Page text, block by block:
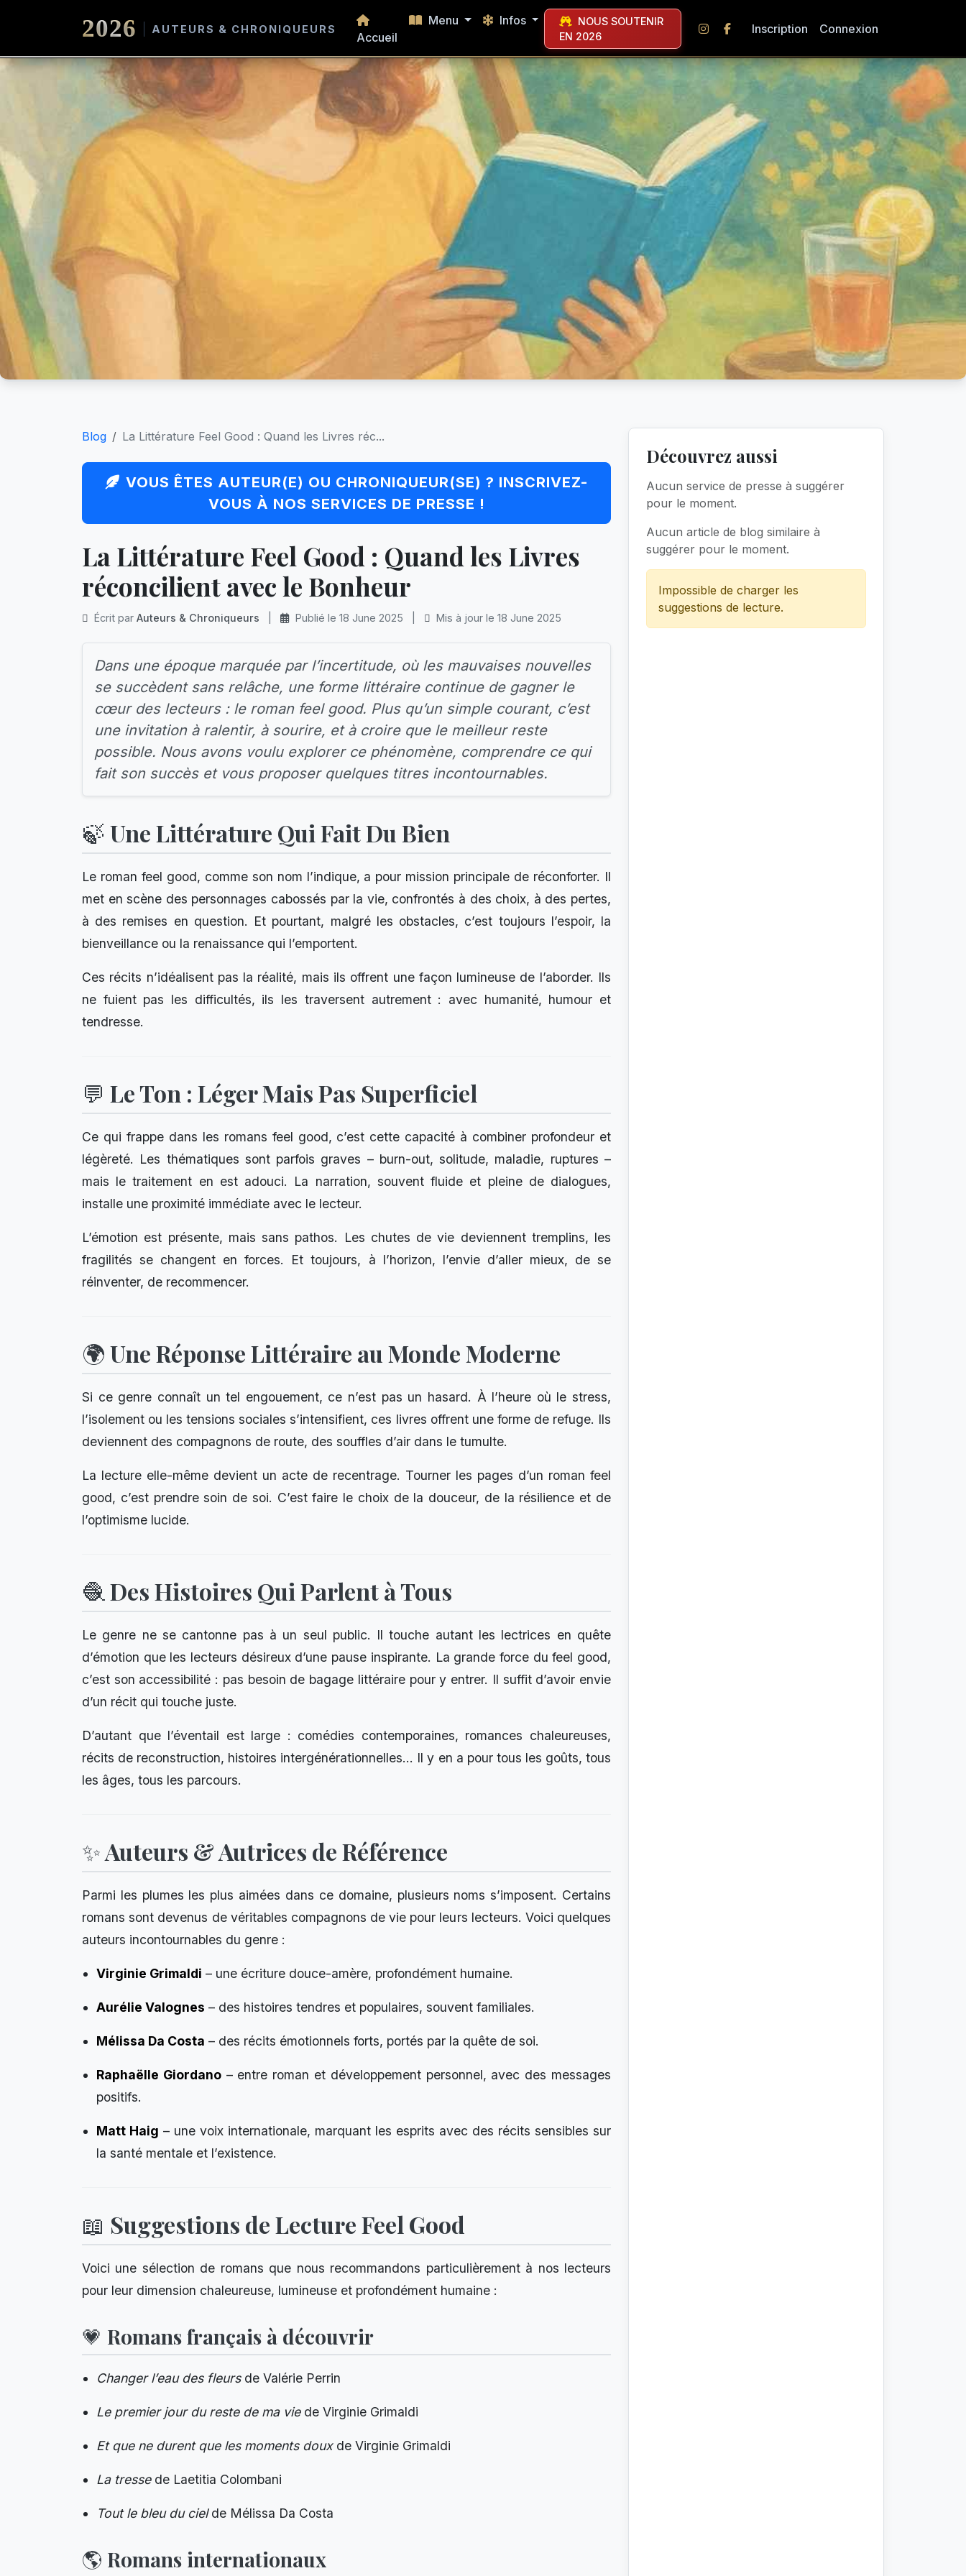
2026 AUTEURS & CHRONIQUEURS
Accueil
Menu Infos
NOUS SOUTENIR
EN 2026
Inscription Connexion
Blog La Littérature Feel Good : Quand les Livres réc...
VOUS ÊTES AUTEUR(E) OU CHRONIQUEUR(SE) ? INSCRIVEZ-
VOUS À NOS SERVICES DE PRESSE !
La Littérature Feel Good : Quand les Livres
réconcilient avec le Bonheur
Écrit par Auteurs & Chroniqueurs Publié le 18 June 2025 Mis à jour le 18 June 2025
Dans une époque marquée par l’incertitude, où les mauvaises nouvelles
se succèdent sans relâche, une forme littéraire continue de gagner le
cœur des lecteurs : le roman feel good. Plus qu’un simple courant, c’est
une invitation à ralentir, à sourire, et à croire que le meilleur reste
possible. Nous avons voulu explorer ce phénomène, comprendre ce qui
fait son succès et vous proposer quelques titres incontournables.
🍃 Une Littérature Qui Fait Du Bien
Le roman feel good, comme son nom l’indique, a pour mission principale de réconforter. Il
met en scène des personnages cabossés par la vie, confrontés à des choix, à des pertes,
à des remises en question. Et pourtant, malgré les obstacles, c’est toujours l’espoir, la
bienveillance ou la renaissance qui l’emportent.
Ces récits n’idéalisent pas la réalité, mais ils offrent une façon lumineuse de l’aborder. Ils
ne fuient pas les difficultés, ils les traversent autrement : avec humanité, humour et
tendresse.
💬 Le Ton : Léger Mais Pas Superficiel
Ce qui frappe dans les romans feel good, c’est cette capacité à combiner profondeur et
légèreté. Les thématiques sont parfois graves – burn-out, solitude, maladie, ruptures –
mais le traitement en est adouci. La narration, souvent fluide et pleine de dialogues,
installe une proximité immédiate avec le lecteur.
L’émotion est présente, mais sans pathos. Les chutes de vie deviennent tremplins, les
fragilités se changent en forces. Et toujours, à l’horizon, l’envie d’aller mieux, de se
réinventer, de recommencer.
🌍 Une Réponse Littéraire au Monde Moderne
Si ce genre connaît un tel engouement, ce n’est pas un hasard. À l’heure où le stress,
l’isolement ou les tensions sociales s’intensifient, ces livres offrent une forme de refuge. Ils
deviennent des compagnons de route, des souffles d’air dans le tumulte.
La lecture elle-même devient un acte de recentrage. Tourner les pages d’un roman feel
good, c’est prendre soin de soi. C’est faire le choix de la douceur, de la résilience et de
l’optimisme lucide.
🧶 Des Histoires Qui Parlent à Tous
Le genre ne se cantonne pas à un seul public. Il touche autant les lectrices en quête
d’émotion que les lecteurs désireux d’une pause inspirante. La grande force du feel good,
c’est son accessibilité : pas besoin de bagage littéraire pour y entrer. Il suffit d’avoir envie
d’un récit qui touche juste.
D’autant que l’éventail est large : comédies contemporaines, romances chaleureuses,
récits de reconstruction, histoires intergénérationnelles… Il y en a pour tous les goûts, tous
les âges, tous les parcours.
✨ Auteurs & Autrices de Référence
Parmi les plumes les plus aimées dans ce domaine, plusieurs noms s’imposent. Certains
romans sont devenus de véritables compagnons de vie pour leurs lecteurs. Voici quelques
auteurs incontournables du genre :
Virginie Grimaldi – une écriture douce-amère, profondément humaine.
Aurélie Valognes – des histoires tendres et populaires, souvent familiales.
Mélissa Da Costa – des récits émotionnels forts, portés par la quête de soi.
Raphaëlle Giordano– entre roman et développement personnel, avec des messages
positifs.
Matt Haig – une voix internationale, marquant les esprits avec des récits sensibles sur
la santé mentale et l’existence.
📖 Suggestions de Lecture Feel Good
Voici une sélection de romans que nous recommandons particulièrement à nos lecteurs
pour leur dimension chaleureuse, lumineuse et profondément humaine :
💗 Romans français à découvrir
Changer l’eau des fleursde Valérie Perrin
Le premier jour du reste de ma viede Virginie Grimaldi
Et que ne durent que les moments douxde Virginie Grimaldi
La tressede Laetitia Colombani
Tout le bleu du cielde Mélissa Da Costa
🌎 Romans internationaux
Découvrez aussi
Aucun service de presse à suggérer
pour le moment.
Aucun article de blog similaire à
suggérer pour le moment.
Impossible de charger les
suggestions de lecture.